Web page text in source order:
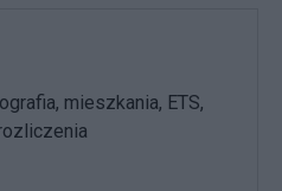
mieszkania, ETS,